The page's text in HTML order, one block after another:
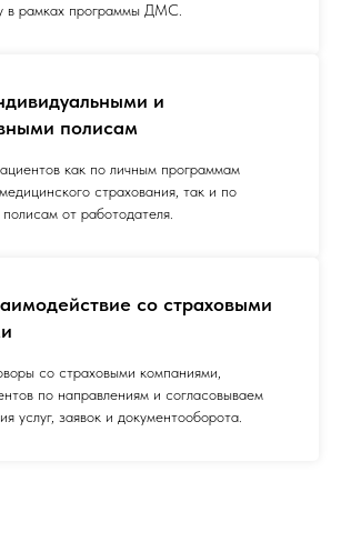
в рамках программы ДМС.
и
полисам
как по личным программам
страхования, так и по
от работодателя.
со страховыми
со страховыми компаниями,
по направлениям и согласовываем
услуг, заявок и документооборота.